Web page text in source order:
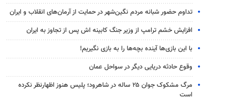
تداوم حضور شبانه مردم نگین‌شهر در حمایت از آرمان‌های انقلاب و ایران
افزایش خشم ترامپ از وزیر جنگ کابینه اش پس از تجاوز به ایران
با این بازی‌ها آینده بچه‌ها را به بازی نگیریم!
وقوع حادثه دریایی دیگر در سواحل عمان
مرگ مشکوک جوان ۲۵ ساله در شاهرود؛ پلیس هنوز اظهارنظر نکرده
است